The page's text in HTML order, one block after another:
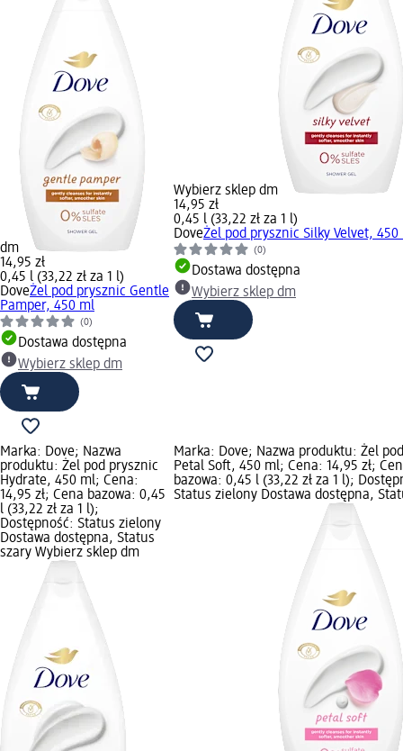
dm
14,95 zł
0,45 l (33,22 zł za 1 l)
DoveŻel pod prysznic Gentle
Pamper, 450 ml
(0)
Dostawa dostępna
Wybierz sklep dm
Wybierz sklep dm
14,95 zł
0,45 l (33,22 zł za 1 l)
DoveŻel pod prysznic Silky Velvet, 450
(0)
Dostawa dostępna
Wybierz sklep dm
Marka: Dove; Nazwa
produktu: Żel pod prysznic
Hydrate, 450 ml; Cena:
14,95 zł; Cena bazowa: 0,45
l (33,22 zł za 1 l);
Dostępność: Status zielony
Dostawa dostępna, Status
szary Wybierz sklep dm
Marka: Dove; Nazwa produktu: Żel
Petal Soft, 450 ml; Cena: 14,95 zł;
bazowa: 0,45 l (33,22 zł za 1 l);
Status zielony Dostawa dostępna,